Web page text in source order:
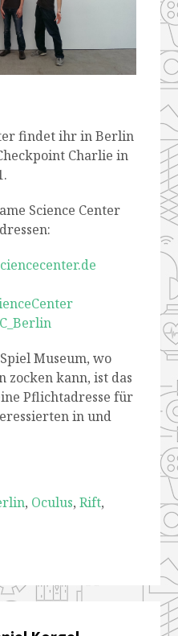
findet ihr in Berlin
Charlie in
Science Center
Museum, wo
zocken kann, ist das
Pflichtadresse für
in und
, Oculus,Rift,